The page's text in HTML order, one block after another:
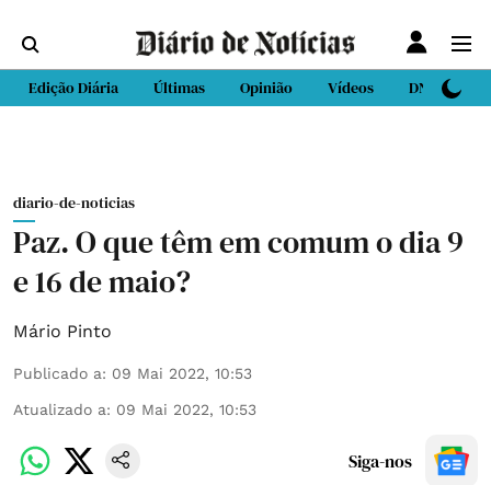
Edição Diária Últimas Opinião Vídeos DN Sport
diario-de-noticias
Paz. O que têm em comum o dia 9
e 16 de maio?
Mário Pinto
Publicado a: 09 Mai 2022, 10:53
Atualizado a: 09 Mai 2022, 10:53
Siga-nos